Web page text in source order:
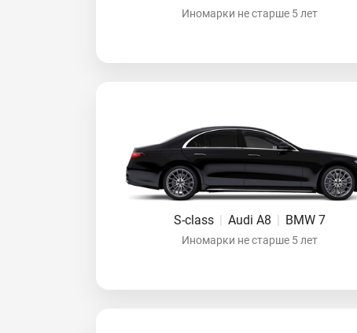
Иномарки не старше 5 лет
S-class | Audi A8 | BMW 7
Иномарки не старше 5 лет